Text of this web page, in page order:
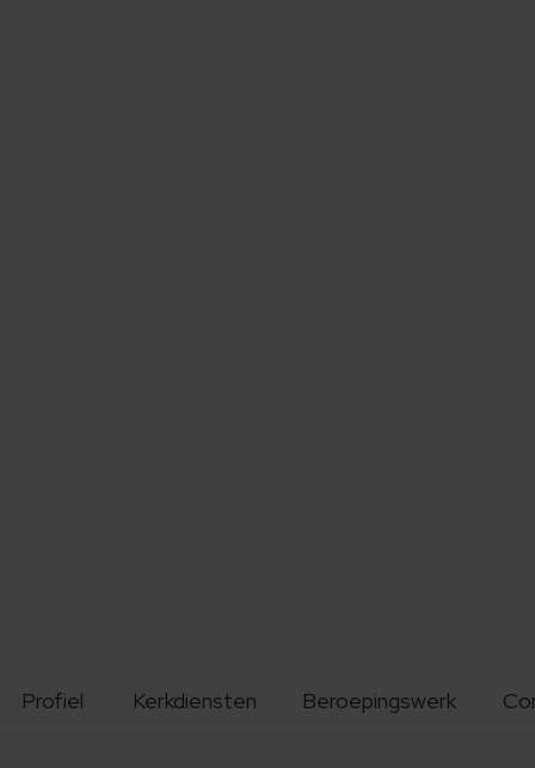
Profiel Kerkdiensten Beroepingswerk